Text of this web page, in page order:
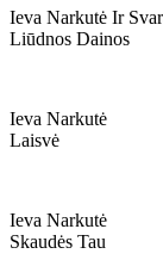
Ieva Narkutė Ir
Liūdnos Dainos
Ieva Narkutė
Laisvė
Ieva Narkutė
Skaudės Tau